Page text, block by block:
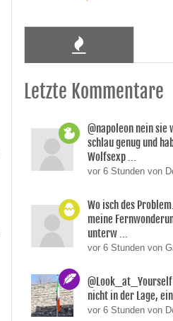
Letzte Kommentare
@napoleon nein sie
schlau genug und
Wolfsexp ...
vor 6 Stunden von
Wo isch des
meine
unterw ...
vor 6 Stunden von
@Look_at_Yourself
nicht in der Lage,
vor 6 Stunden von